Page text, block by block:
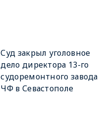
Суд закрыл уголовное
дело директора 13-го
судоремонтного завода
ЧФ в Севастополе